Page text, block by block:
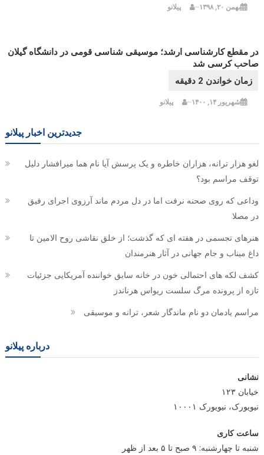
بهمن ۲۰, ۱۳۹۸ پیلانو
در مقطع کارشناسی ارشد؛ موسیقی شناسی قومی در دانشگاه گیلان
صاحب کرسی شد
شهریور ۱۴, ۱۴۰۰ پیلانو
جدیدترین اخبار پیلانو
لغو هزار ترانه، هزاران خاطره و یک پرسش آیا نام هما میرافشار دلیل
توقف مراسم بود؟
وداعی که روی صحنه نرفت اما در دل مردم ماند آرزوی اجرای رفیق
در مصلا
هنرهای تجسمی در هفته ای که گذشت؛ از خلق نقاشی روح الامین تا
داغ میناب و جام جهانی در آثار هنرمندان
کشف لکه های احتمالی خون در خانه سابق خواننده آمریکایی جزئیات
تازه از پرونده مرگ سلست ریواس هرناندز
مراسم یادمان دو نام ماندگار شعر، ترانه و موسیقی
درباره پیلانو
نشانی
خیابان ۱۲۳
نیویورک، نیویورک ۱۰۰۰۱
ساعت کاری
شنبه تا چهارشنبه: ۹ صبح تا ۵ بعد از ظهر